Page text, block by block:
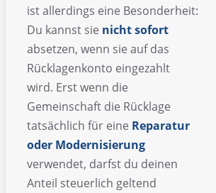
ist allerdings eine Besonderheit:
Du kannst sie nicht sofort
absetzen, wenn sie auf das
Rücklagenkonto eingezahlt
wird. Erst wenn die
Gemeinschaft die Rücklage
tatsächlich für eine Reparatur
oder Modernisierung
verwendet, darfst du deinen
Anteil steuerlich geltend